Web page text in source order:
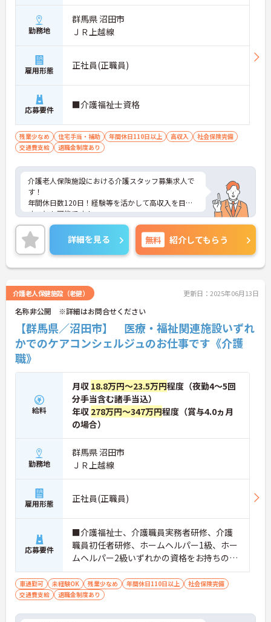
勤務地
群馬県 沼田市
ＪＲ上越線
雇用形態 正社員(正職員)
応募要件 ■介護福祉士資格
残業少なめ 住宅手当・補助 年間休日110日以上 高収入
社会保険完備
交通費支給
退職金制度あり
介護老人保険施設における介護スタッフ募集求人で
す！
年間休日数120日！経験等を活かして高収入を目指
すことも可能です！
ご興味ある方には、面接のポイントなど、さらに詳
細をお話致しますのでお気軽にご相談ください。
詳細を見る 無料 紹介してもらう
介護老人保健施設（老健） 更新日：2025年06月13日
名称非公開 ※詳細はお問合せください
【群馬県／沼田市】 医療・福祉関連施設いずれ
かでのケアコンシェルジュのお仕事です《介護
職》
給料
月収 18.8万円～23.5万円程度（夜勤4～5回
分手当含む諸手当込）
年収 278万円～347万円程度（賞与4.0ヵ月
の場合）
勤務地
群馬県 沼田市
ＪＲ上越線
雇用形態 正社員(正職員)
応募要件
■介護福祉士、介護職員実務者研修、介護
職員初任者研修、ホームヘルパー1級、ホー
ムヘルパー2級いずれかの資格をお持ちの方
※介護福祉士あれば尚可 ※未経験応相談
車通勤可 未経験OK 残業少なめ 年間休日110日以上
社会保険完備
交通費支給
退職金制度あり